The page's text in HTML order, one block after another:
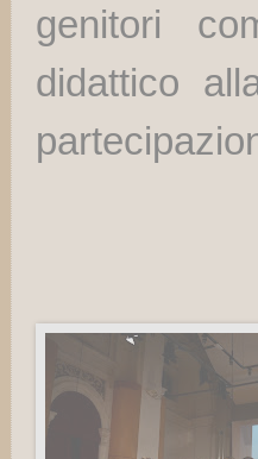
genitori
didattico